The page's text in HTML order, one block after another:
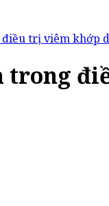
trị viêm khớp
trong